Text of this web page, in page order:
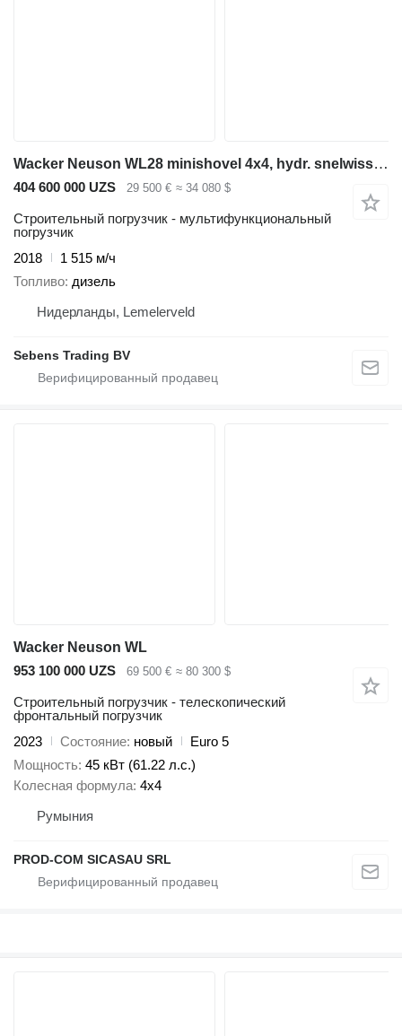
Wacker Neuson WL28 minishovel 4x4, hydr. snelwissel, bak + lepels 30 km/u
404 600 000 UZS 29 500 € ≈ 34 080 $
Строительный погрузчик - мультифункциональный
погрузчик
2018
1 515 м/ч
Топливо дизель
Нидерланды, Lemelerveld
Sebens Trading BV
Wacker Neuson WL
953 100 000 UZS
69 500 € ≈ 80 300 $
Строительный погрузчик - телескопический
фронтальный погрузчик
2023
Состояние новый
Euro 5
Мощность 45 кВт (61.22 л.с.)
Колесная формула 4x4
Румыния
PROD-COM SICASAU SRL